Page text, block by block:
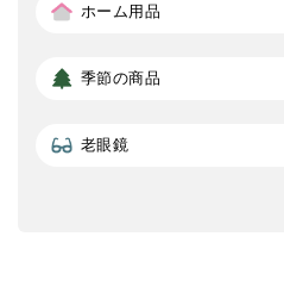
ホーム用品
季節の商品
老眼鏡